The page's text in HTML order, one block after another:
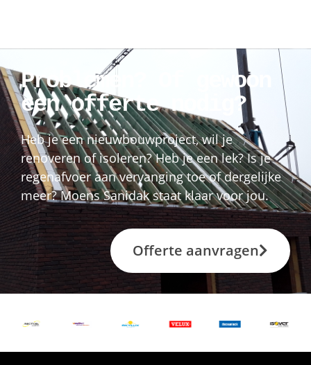
Problemen? Of gewoon
een offerte nodig?
Heb je een nieuwbouwproject, wil je
renoveren of isoleren? Heb je een lek? Is je
regenafvoer aan vervanging toe of dergelijke
meer? Moens Sanidak staat klaar voor jou.
Offerte aanvragen